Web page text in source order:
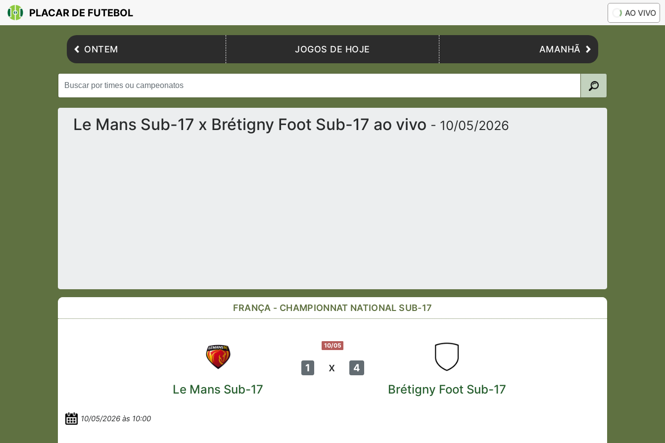
PLACAR DE FUTEBOL AO VIVO
ONTEM JOGOS DE HOJE AMANHÃ
Le Mans Sub-17 x Brétigny Foot Sub-17 ao vivo - 10/05/2026
FRANÇA - CHAMPIONNAT NATIONAL SUB-17
10/05
1 x 4
Le Mans Sub-17 Brétigny Foot Sub-17
10/05/2026 às 10:00